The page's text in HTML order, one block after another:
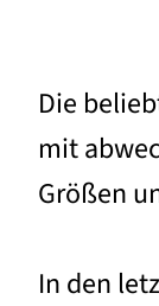
Die
mit
Größen
In den